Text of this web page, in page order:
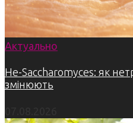
Актуально
Не-Saccharomyces: як
змінюють